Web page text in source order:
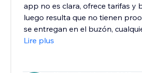
app no es clara, ofrece tarifas y
luego resulta que no tienen
se entregan en el buzón,
Lire plus